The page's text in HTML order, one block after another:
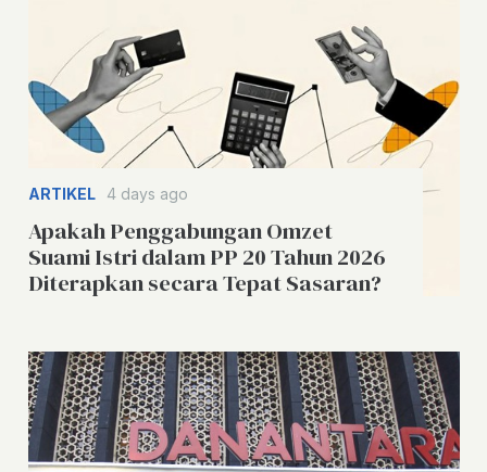
ARTIKEL 4 days ago
Apakah Penggabungan Omzet
Suami Istri dalam PP 20 Tahun 2026
Diterapkan secara Tepat Sasaran?